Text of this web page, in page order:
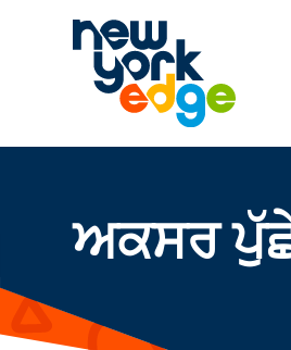
ਮੁੱਖ ਸਮੱਗਰੀ ਤੇ ਜਾਓ
ਅਕਸਰ ਪੁੱਛੇ